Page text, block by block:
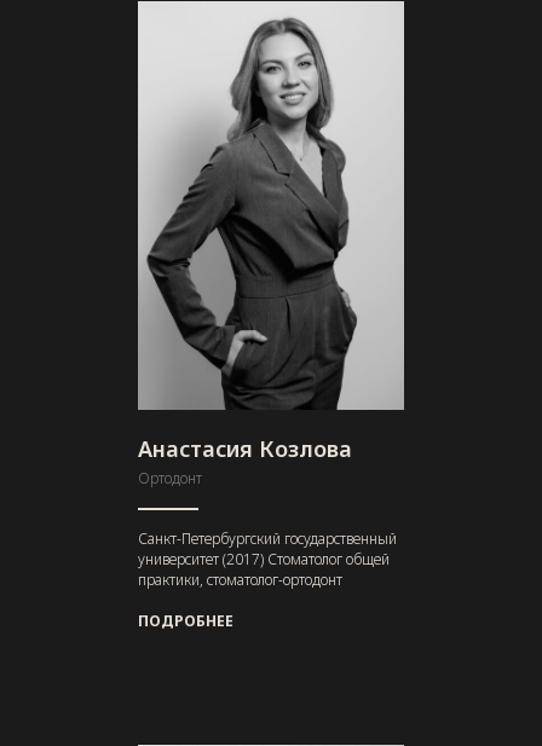
Анастасия Козлова
Ортодонт
Санкт-Петербургский государственный
университет (2017) Стоматолог общей
практики, стоматолог-ортодонт
ПОДРОБНЕЕ